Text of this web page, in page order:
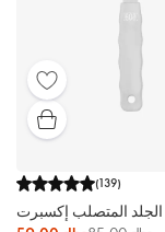
(139)
المتصلب إكسبرت